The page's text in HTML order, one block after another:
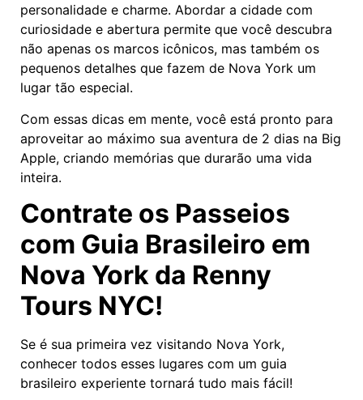
personalidade e charme. Abordar a cidade com
curiosidade e abertura permite que você descubra
não apenas os marcos icônicos, mas também os
pequenos detalhes que fazem de Nova York um
lugar tão especial.
Com essas dicas em mente, você está pronto para
aproveitar ao máximo sua aventura de 2 dias na Big
Apple, criando memórias que durarão uma vida
inteira.
Contrate os Passeios
com Guia Brasileiro em
Nova York da Renny
Tours NYC!
Se é sua primeira vez visitando Nova York,
conhecer todos esses lugares com um guia
brasileiro experiente tornará tudo mais fácil!